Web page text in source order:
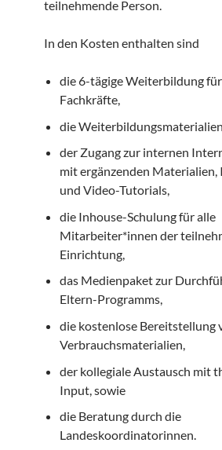
teilnehmende Person.
In den Kosten enthalten sind
die 6-tägige Weiterbildung
Fachkräfte,
die Weiterbildungsmaterialien,
der Zugang zur internen
mit ergänzenden
und Video-Tutorials,
die Inhouse-Schulung für alle
Mitarbeiter*innen der
Einrichtung,
das Medienpaket zur
Eltern-Programms,
die kostenlose Bereitstellung
Verbrauchsmaterialien,
der kollegiale Austausch mit
Input, sowie
die Beratung durch die
Landeskoordinatorinnen.